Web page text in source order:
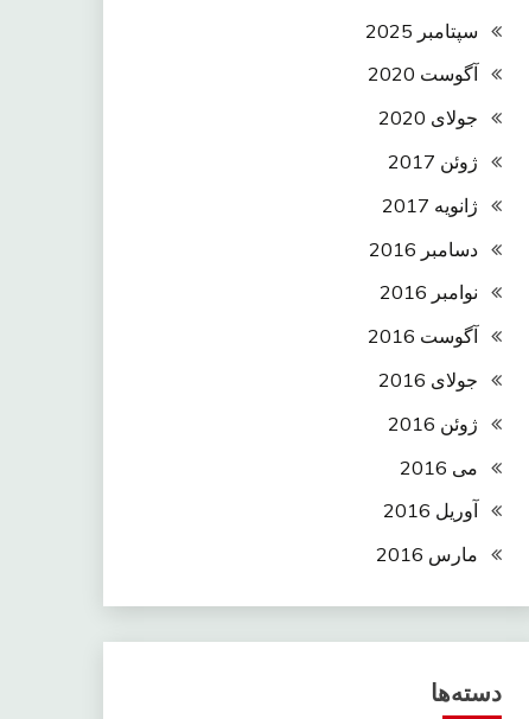
سپتامبر 2025
آگوست 2020
جولای 2020
ژوئن 2017
ژانویه 2017
دسامبر 2016
نوامبر 2016
آگوست 2016
جولای 2016
ژوئن 2016
می 2016
آوریل 2016
مارس 2016
دسته‌ها